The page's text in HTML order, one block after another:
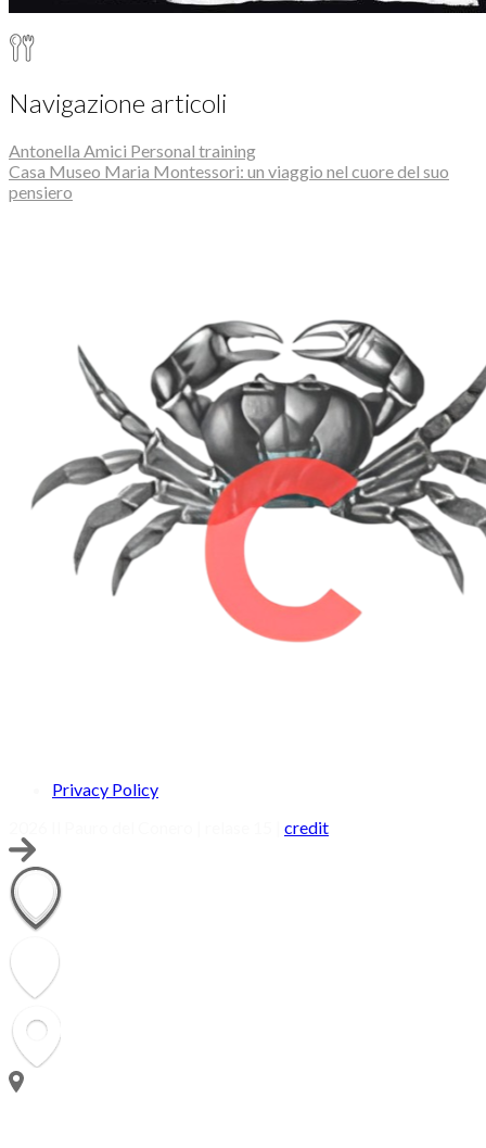
Navigazione articoli
Antonella Amici Personal training
Casa Museo Maria Montessori: un viaggio nel cuore del suo
pensiero
Privacy Policy
credit